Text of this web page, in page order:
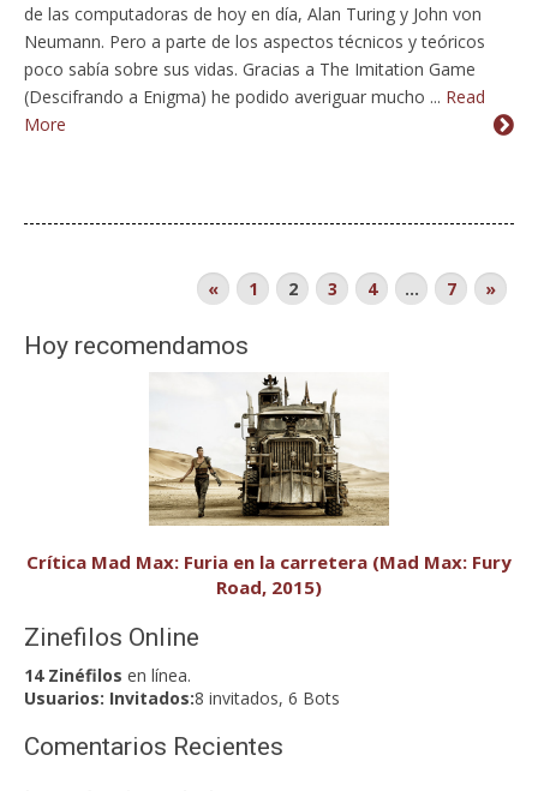
de las computadoras de hoy en día, Alan Turing y John von
Neumann. Pero a parte de los aspectos técnicos y teóricos
poco sabía sobre sus vidas. Gracias a The Imitation Game
(Descifrando a Enigma) he podido averiguar mucho ... Read
More
« 1 2 3 4 … 7 »
Hoy recomendamos
Crítica Mad Max: Furia en la carretera (Mad Max: Fury
Road, 2015)
Zinefilos Online
14 Zinéfilos en línea.
Usuarios: Invitados:8 invitados, 6 Bots
Comentarios Recientes